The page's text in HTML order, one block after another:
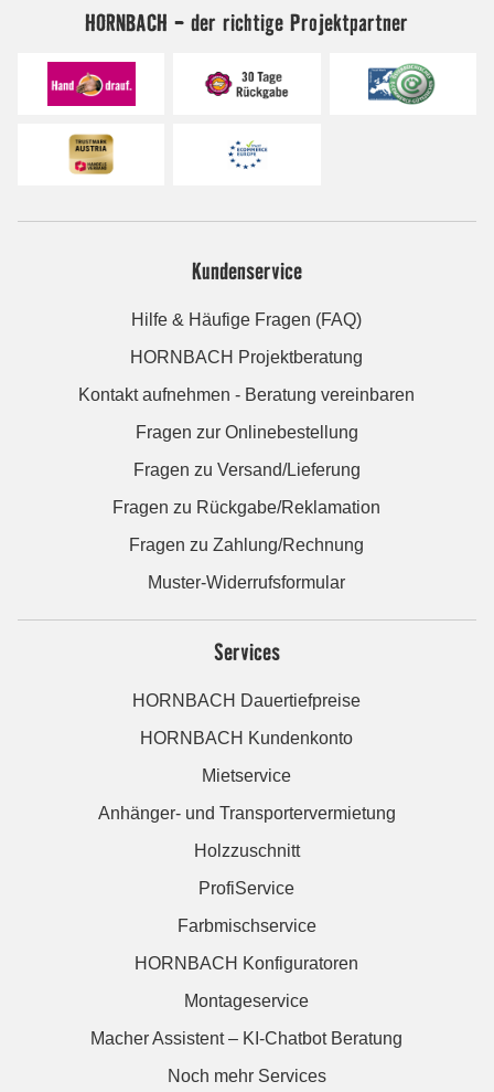
HORNBACH - der richtige Projektpartner
Kundenservice
Hilfe & Häufige Fragen (FAQ)
HORNBACH Projektberatung
Kontakt aufnehmen - Beratung vereinbaren
Fragen zur Onlinebestellung
Fragen zu Versand/Lieferung
Fragen zu Rückgabe/Reklamation
Fragen zu Zahlung/Rechnung
Muster-Widerrufsformular
Services
HORNBACH Dauertiefpreise
HORNBACH Kundenkonto
Mietservice
Anhänger- und Transportervermietung
Holzzuschnitt
ProfiService
Farbmischservice
HORNBACH Konfiguratoren
Montageservice
Macher Assistent – KI-Chatbot Beratung
Noch mehr Services